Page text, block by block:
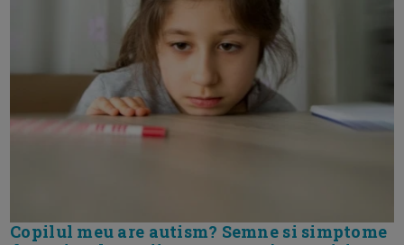
Copilul meu are autism? Semne si simptome